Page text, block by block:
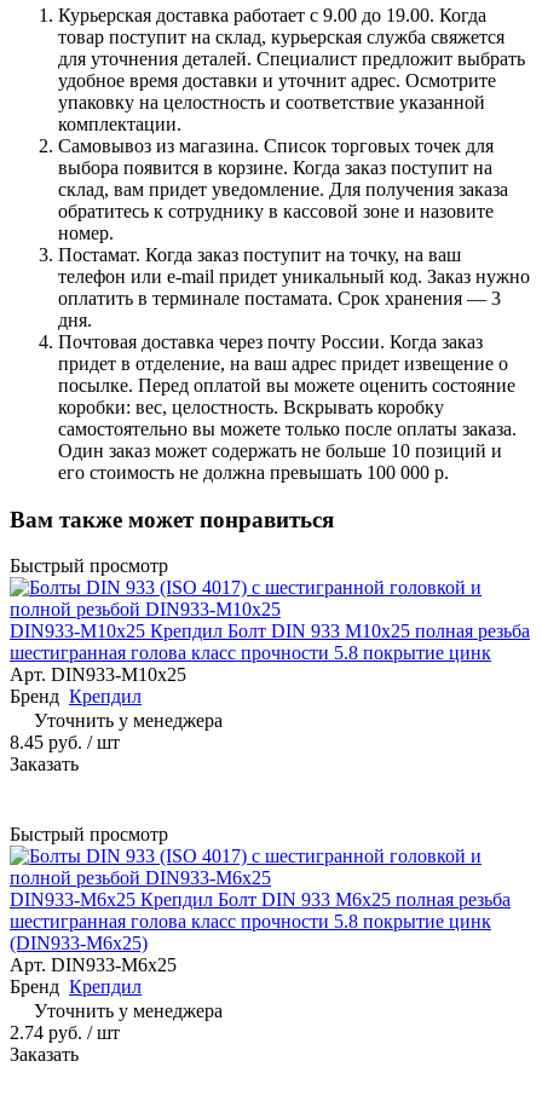
Курьерская доставка работает с 9.00 до 19.00. Когда
товар поступит на склад, курьерская служба свяжется
для уточнения деталей. Специалист предложит выбрать
удобное время доставки и уточнит адрес. Осмотрите
упаковку на целостность и соответствие указанной
комплектации.
Самовывоз из магазина. Список торговых точек для
выбора появится в корзине. Когда заказ поступит на
склад, вам придет уведомление. Для получения заказа
обратитесь к сотруднику в кассовой зоне и назовите
номер.
Постамат. Когда заказ поступит на точку, на ваш
телефон или e-mail придет уникальный код. Заказ нужно
оплатить в терминале постамата. Срок хранения — 3
дня.
Почтовая доставка через почту России. Когда заказ
придет в отделение, на ваш адрес придет извещение о
посылке. Перед оплатой вы можете оценить состояние
коробки: вес, целостность. Вскрывать коробку
самостоятельно вы можете только после оплаты заказа.
Один заказ может содержать не больше 10 позиций и
его стоимость не должна превышать 100 000 р.
Вам также может понравиться
Быстрый просмотр
DIN933-M10x25 Крепдил Болт DIN 933 М10х25 полная резьба
шестигранная голова класс прочности 5.8 покрытие цинк
Арт. DIN933-M10x25
Бренд Крепдил
Уточнить у менеджера
8.45 руб. / шт
Заказать
Быстрый просмотр
DIN933-М6x25 Крепдил Болт DIN 933 М6х25 полная резьба
шестигранная голова класс прочности 5.8 покрытие цинк
(DIN933-М6x25)
Арт. DIN933-М6x25
Бренд Крепдил
Уточнить у менеджера
2.74 руб. / шт
Заказать